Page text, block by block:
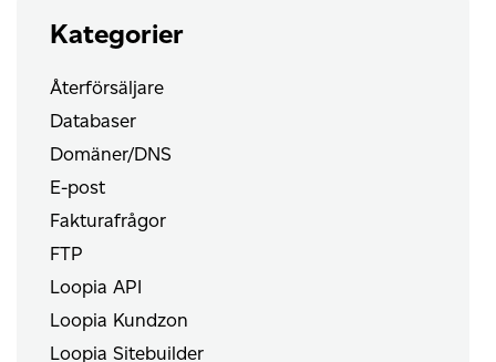
Kategorier
Återförsäljare
Databaser
Domäner/DNS
E-post
Fakturafrågor
FTP
Loopia API
Loopia Kundzon
Loopia Sitebuilder